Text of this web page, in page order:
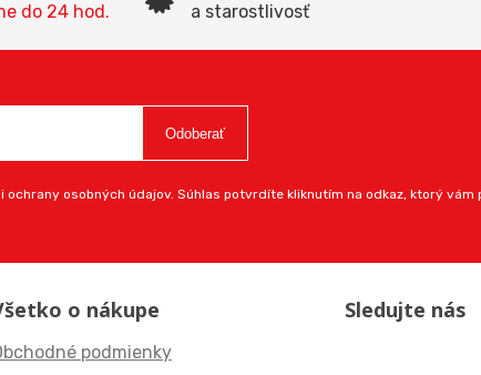
do 24 hod.
a starostlivosť
Odoberať
osobných údajov. Súhlas potvrdíte kliknutím na odkaz, ktorý vám
o nákupe
podmienky
Sledujte nás